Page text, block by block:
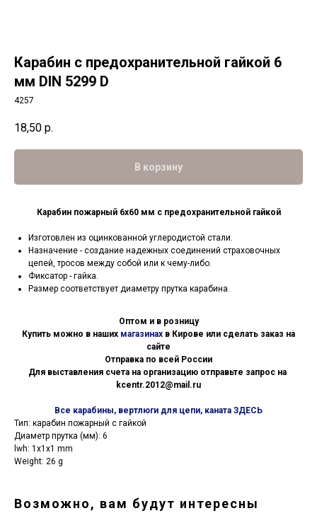
Карабин с предохранительной гайкой 6
мм DIN 5299 D
4257
18,50 р.
В корзину
Карабин пожарный 6х60 мм с предохранительной гайкой
Изготовлен из оцинкованной углеродистой стали.
Назначение - создание надежных соединений страховочных
цепей, тросов между собой или к чему-либо.
Фиксатор - гайка.
Размер соответствует диаметру прутка карабина.
Оптом и в розницу
Купить можно в наших магазинах в Кирове или сделать заказ на
сайте
Отправка по всей России
Для выставления счета на организацию отправьте запрос на
kcentr.2012@mail.ru
Все карабины, вертлюги для цепи, каната ЗДЕСЬ
Тип: карабин пожарный с гайкой
Диаметр прутка (мм): 6
lwh: 1x1x1 mm
Weight: 26 g
Возможно, вам будут интересны